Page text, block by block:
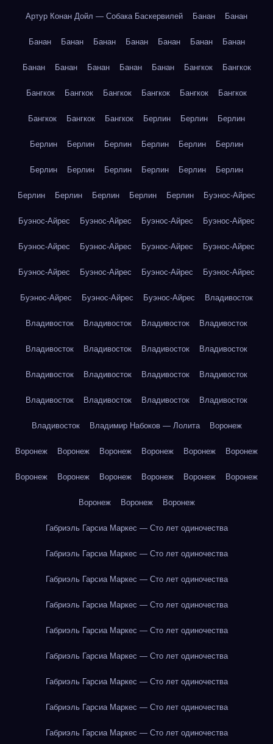
Артур Конан Дойл — Собака Баскервилей Банан Банан
Банан Банан Банан Банан Банан Банан Банан
Банан Банан Банан Банан Банан Бангкок Бангкок
Бангкок Бангкок Бангкок Бангкок Бангкок Бангкок
Бангкок Бангкок Бангкок Берлин Берлин Берлин
Берлин Берлин Берлин Берлин Берлин Берлин
Берлин Берлин Берлин Берлин Берлин Берлин
Берлин Берлин Берлин Берлин Берлин Буэнос-Айрес
Буэнос-Айрес Буэнос-Айрес Буэнос-Айрес Буэнос-Айрес
Буэнос-Айрес Буэнос-Айрес Буэнос-Айрес Буэнос-Айрес
Буэнос-Айрес Буэнос-Айрес Буэнос-Айрес Буэнос-Айрес
Буэнос-Айрес Буэнос-Айрес Буэнос-Айрес Владивосток
Владивосток Владивосток Владивосток Владивосток
Владивосток Владивосток Владивосток Владивосток
Владивосток Владивосток Владивосток Владивосток
Владивосток Владивосток Владивосток Владивосток
Владивосток Владимир Набоков — Лолита Воронеж
Воронеж Воронеж Воронеж Воронеж Воронеж Воронеж
Воронеж Воронеж Воронеж Воронеж Воронеж Воронеж
Воронеж Воронеж Воронеж
Габриэль Гарсиа Маркес — Сто лет одиночества
Габриэль Гарсиа Маркес — Сто лет одиночества
Габриэль Гарсиа Маркес — Сто лет одиночества
Габриэль Гарсиа Маркес — Сто лет одиночества
Габриэль Гарсиа Маркес — Сто лет одиночества
Габриэль Гарсиа Маркес — Сто лет одиночества
Габриэль Гарсиа Маркес — Сто лет одиночества
Габриэль Гарсиа Маркес — Сто лет одиночества
Габриэль Гарсиа Маркес — Сто лет одиночества